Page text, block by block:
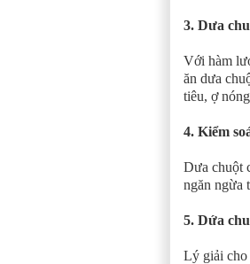
3. Dưa
Với hàm
ăn dưa
tiêu, ợ
4. Kiểm
Dưa chuột
ngăn ngừa
5. Dứa
Lý giải cho